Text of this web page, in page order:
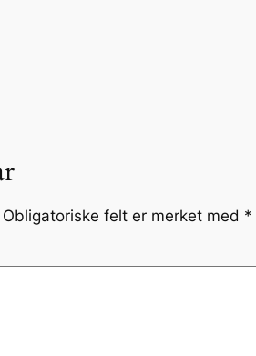
Obligatoriske felt er merket med *